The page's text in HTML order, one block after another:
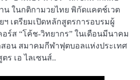
น ในกติกามวยไทย พิกัดแคตช์เวต
ฯ เตรียมเปิดหลักสูตรการอบรมผู้
อร์ส “โค้ช-วิทยากร” ในเดือนมีนาคม
สอน สมาคมกีฬาฟุตบอลแห่งประเทศ
ร เอ ไลเซนส์..